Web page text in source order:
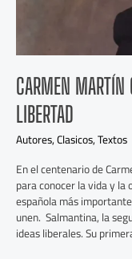
CARMEN MARTÍN
LIBERTAD
Autores,Clasicos,Textos
En el centenario de
para conocer la vida y la
española más
unen. Salmantina, la
ideas liberales. Su